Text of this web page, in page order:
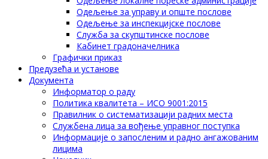
Одељење за управу и опште послове
Одељење за инспекцијске послове
Служба за скупштинске послове
Кабинет градоначелника
Графички приказ
Предузећа и установе
Документа
Информатор о раду
Политика квалитета – ИСО 9001:2015
Правилник о систематизацији радних места
Службена лица за вођење управног поступка
Информације о запосленим и радно ангажованим
лицима